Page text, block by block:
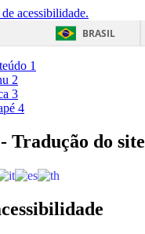
acessibilidade.
BRASIL
1
2
3
4
Tradução do site